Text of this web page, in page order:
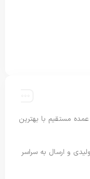
مستقیم با بهترین
و ارسال به سراسر